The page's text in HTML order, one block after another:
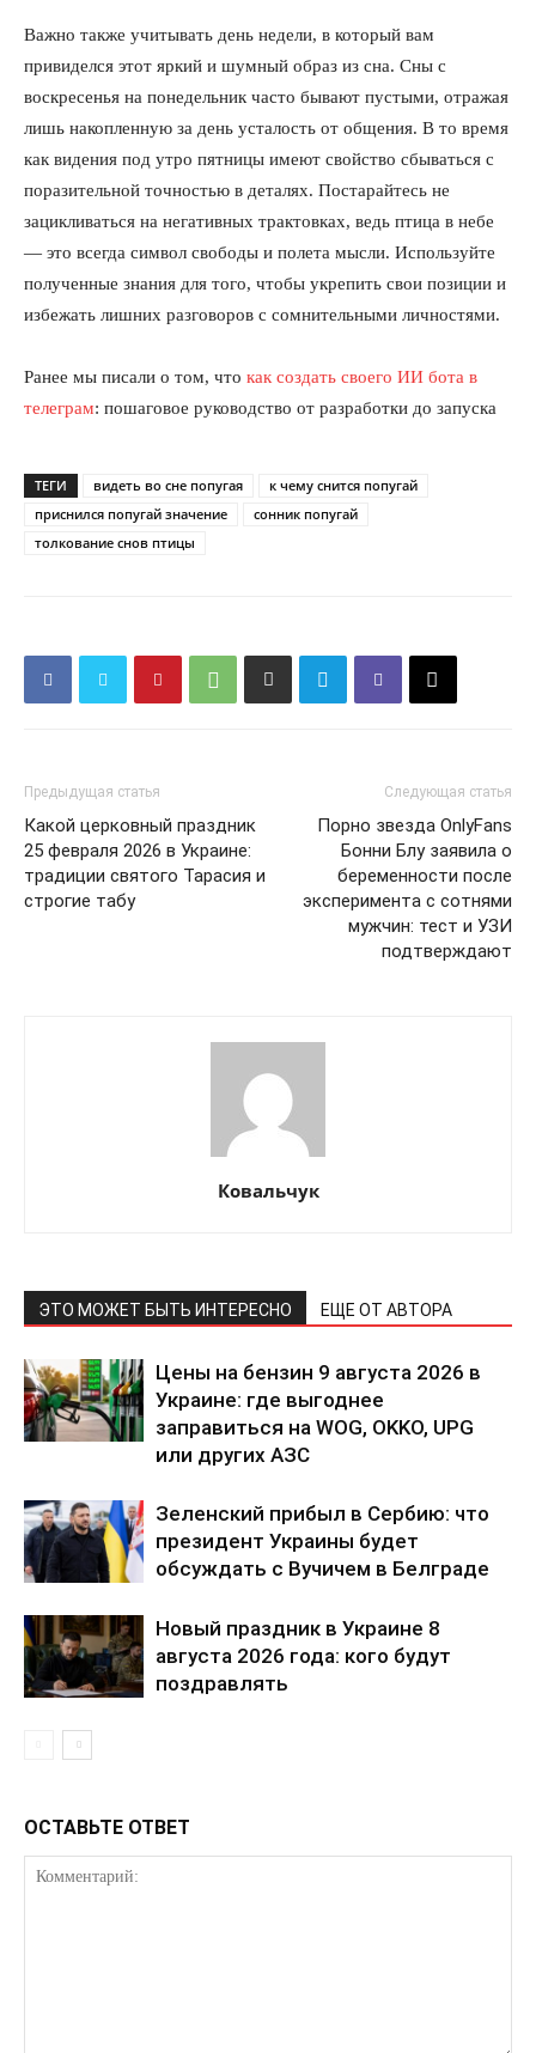
КавПолит
ПОДПИСАТЬСЯ СЕЙЧАС
Отказ от ответственности
Реклама
Контакты
Важно также учитывать день недели, в который вам
привиделся этот яркий и шумный образ из сна. Сны с
воскресенья на понедельник часто бывают пустыми, отражая
лишь накопленную за день усталость от общения. В то время
как видения под утро пятницы имеют свойство сбываться с
поразительной точностью в деталях. Постарайтесь не
зацикливаться на негативных трактовках, ведь птица в небе
— это всегда символ свободы и полета мысли. Используйте
полученные знания для того, чтобы укрепить свои позиции и
избежать лишних разговоров с сомнительными личностями.
Ранее мы писали о том, что как создать своего ИИ бота в
телеграм: пошаговое руководство от разработки до запуска
ТЕГИ видеть во сне попугая
к чему снится попугай
приснился попугай значение
сонник попугай
толкование снов птицы
Предыдущая статья
Какой церковный праздник
25 февраля 2026 в Украине:
традиции святого Тарасия и
строгие табу
Следующая статья
Порно звезда OnlyFans
Бонни Блу заявила о
беременности после
эксперимента с сотнями
мужчин: тест и УЗИ
подтверждают
Ковальчук
ЭТО МОЖЕТ БЫТЬ ИНТЕРЕСНО ЕЩЕ ОТ АВТОРА
Цены на бензин 9 августа 2026 в
Украине: где выгоднее
заправиться на WOG, OKKO, UPG
или других АЗС
Зеленский прибыл в Сербию: что
президент Украины будет
обсуждать с Вучичем в Белграде
Новый праздник в Украине 8
августа 2026 года: кого будут
поздравлять
ОСТАВЬТЕ ОТВЕТ